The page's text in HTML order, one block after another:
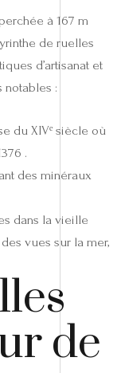
à 167 m
de ruelles
d’artisanat et
notables :
du XIVᵉ siècle où
.
des minéraux
dans la vieille
vues sur la mer,
de